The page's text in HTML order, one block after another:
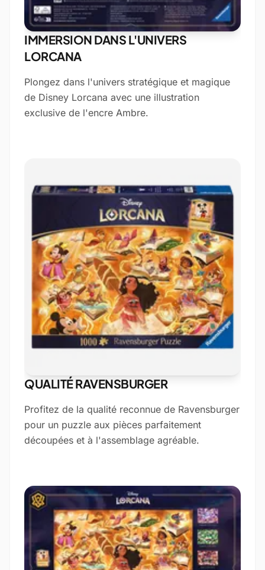
IMMERSION DANS L'UNIVERS
LORCANA
Plongez dans l'univers stratégique et magique
de Disney Lorcana avec une illustration
exclusive de l'encre Ambre.
QUALITÉ RAVENSBURGER
Profitez de la qualité reconnue de Ravensburger
pour un puzzle aux pièces parfaitement
découpées et à l'assemblage agréable.